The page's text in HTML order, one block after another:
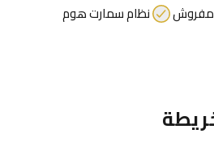
نظام سمارت هوم